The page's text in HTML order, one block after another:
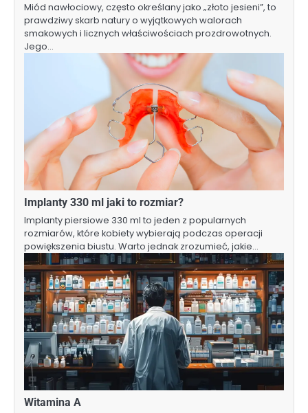
Miód nawłociowy, często określany jako „złoto jesieni”, to
prawdziwy skarb natury o wyjątkowych walorach
smakowych i licznych właściwościach prozdrowotnych.
Jego…
Implanty 330 ml jaki to rozmiar?
Implanty piersiowe 330 ml to jeden z popularnych
rozmiarów, które kobiety wybierają podczas operacji
powiększenia biustu. Warto jednak zrozumieć, jakie…
Witamina A